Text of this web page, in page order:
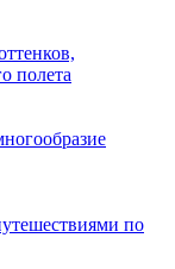
полета
по